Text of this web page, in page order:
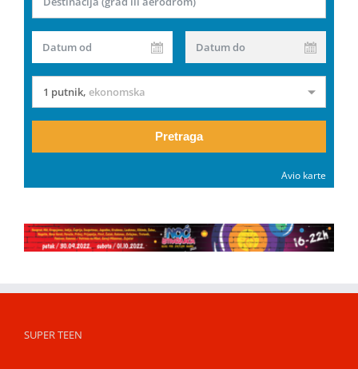
Datum od Datum do
1 putnik, ekonomska
Pretraga
Avio karte
SUPER TEEN